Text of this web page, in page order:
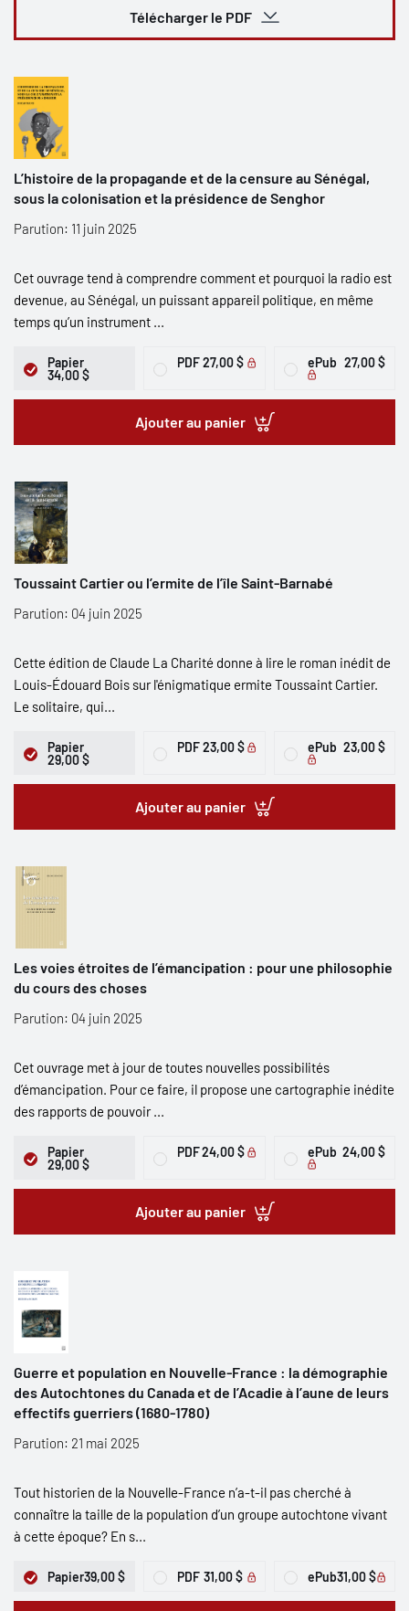
Télécharger le PDF
L’histoire de la propagande et de la censure au Sénégal,
sous la colonisation et la présidence de Senghor
Parution: 11 juin 2025
Cet ouvrage tend à comprendre comment et pourquoi la radio est
devenue, au Sénégal, un puissant appareil politique, en même
temps qu’un instrument ...
Papier
34,00 $
PDF 27,00 $ ePub 27,00 $
Ajouter au panier
Toussaint Cartier ou l’ermite de l’île Saint-Barnabé
Parution: 04 juin 2025
Cette édition de Claude La Charité donne à lire le roman inédit de
Louis-Édouard Bois sur l'énigmatique ermite Toussaint Cartier.
Le solitaire, qui...
Papier
29,00 $
PDF23,00 $ ePub 23,00 $
Ajouter au panier
Les voies étroites de l’émancipation : pour une philosophie
du cours des choses
Parution: 04 juin 2025
Cet ouvrage met à jour de toutes nouvelles possibilités
d’émancipation. Pour ce faire, il propose une cartographie inédite
des rapports de pouvoir ...
Papier
29,00 $
PDF24,00 $ ePub 24,00 $
Ajouter au panier
Guerre et population en Nouvelle-France : la démographie
des Autochtones du Canada et de l’Acadie à l’aune de leurs
effectifs guerriers (1680-1780)
Parution: 21 mai 2025
Tout historien de la Nouvelle-France n’a-t-il pas cherché à
connaître la taille de la population d’un groupe autochtone vivant
à cette époque? En s...
Papier39,00 $ PDF 31,00 $ ePub31,00 $